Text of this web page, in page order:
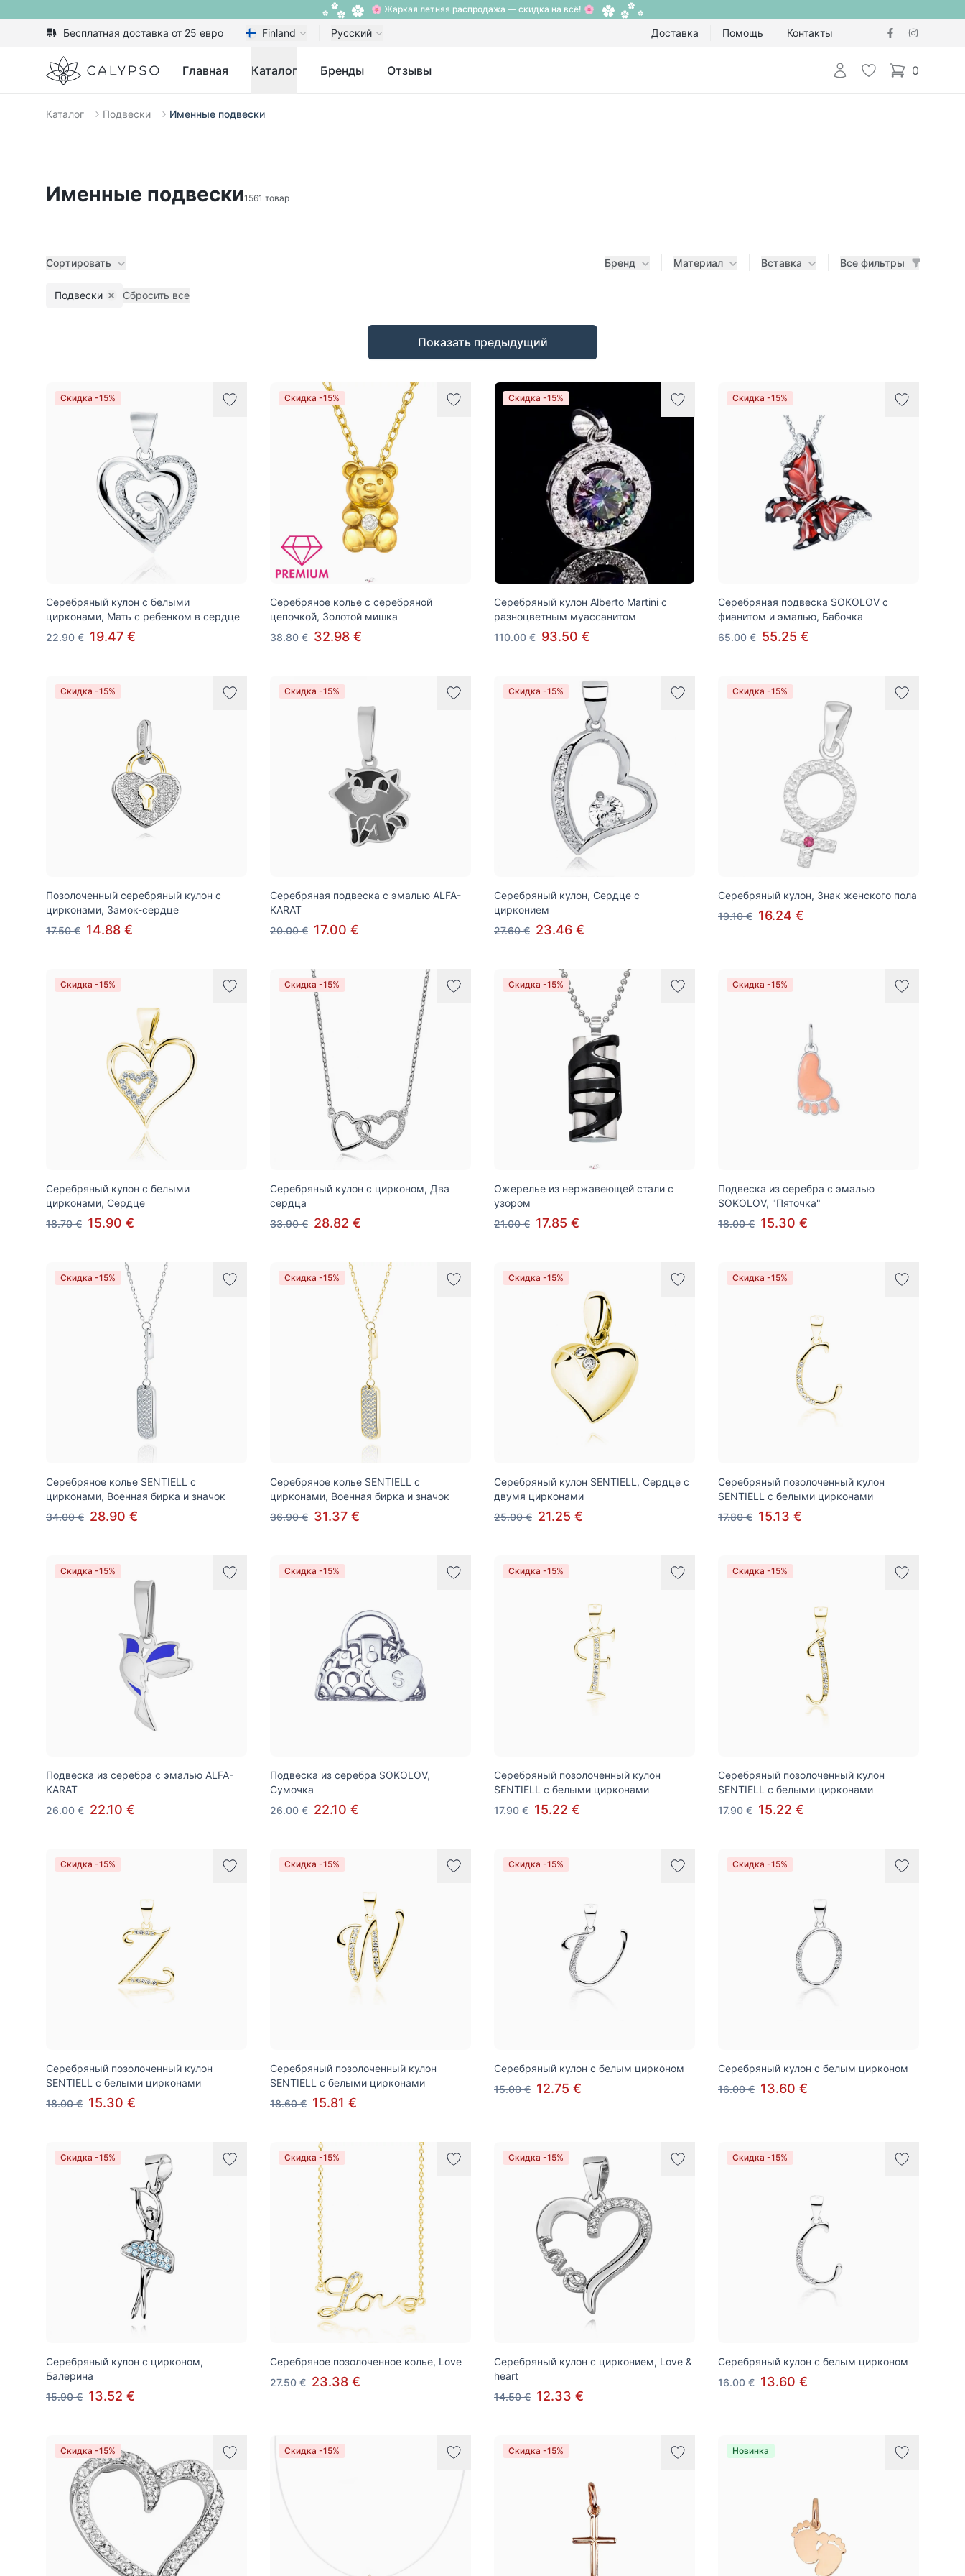
🌸 Жаркая летняя распродажа — скидка на всё! 🌸
Бесплатная доставка от 25 евро Finland Русский Доставка Помощь Контакты
Calypso Главная Каталог Бренды Отзывы Авторизоваться
Избранное
0
items in cart,
Каталог Подвески Именные подвески
Именные подвески1561 товар
Сортировать Бренд Материал Вставка Все фильтры
Подвески Remove filter
Сбросить все
Показать предыдущий
Скидка -15%
Серебряный кулон с белыми
цирконами, Мать с ребенком в сердце
22.90 € 19.47 €
Скидка -15%
Серебряное колье с серебряной
цепочкой, Золотой мишка
38.80 € 32.98 €
Скидка -15%
Серебряный кулон Alberto Martini с
разноцветным муассанитом
110.00 € 93.50 €
Скидка -15%
Серебряная подвеска SOKOLOV с
фианитом и эмалью, Бабочка
65.00 € 55.25 €
Скидка -15%
Позолоченный серебряный кулон с
цирконами, Замок-сердце
17.50 € 14.88 €
Скидка -15%
Серебряная подвеска с эмалью ALFA-
KARAT
20.00 € 17.00 €
Скидка -15%
Серебряный кулон, Сердце с
цирконием
27.60 € 23.46 €
Скидка -15%
Серебряный кулон, Знак женского пола
19.10 € 16.24 €
Скидка -15%
Серебряный кулон с белыми
цирконами, Сердце
18.70 € 15.90 €
Скидка -15%
Серебряный кулон с цирконом, Два
сердца
33.90 € 28.82 €
Скидка -15%
Ожерелье из нержавеющей стали с
узором
21.00 € 17.85 €
Скидка -15%
Подвеска из серебра с эмалью
SOKOLOV, "Пяточка"
18.00 € 15.30 €
Скидка -15%
Серебряное колье SENTIELL с
цирконами, Военная бирка и значок
34.00 € 28.90 €
Скидка -15%
Серебряное колье SENTIELL с
цирконами, Военная бирка и значок
36.90 € 31.37 €
Скидка -15%
Серебряный кулон SENTIELL, Сердце с
двумя цирконами
25.00 € 21.25 €
Скидка -15%
Серебряный позолоченный кулон
SENTIELL с белыми цирконами
17.80 € 15.13 €
Скидка -15%
Подвеска из серебра с эмалью ALFA-
KARAT
26.00 € 22.10 €
Скидка -15%
Подвеска из серебра SOKOLOV,
Сумочка
26.00 € 22.10 €
Скидка -15%
Серебряный позолоченный кулон
SENTIELL с белыми цирконами
17.90 € 15.22 €
Скидка -15%
Серебряный позолоченный кулон
SENTIELL с белыми цирконами
17.90 € 15.22 €
Скидка -15%
Серебряный позолоченный кулон
SENTIELL с белыми цирконами
18.00 € 15.30 €
Скидка -15%
Серебряный позолоченный кулон
SENTIELL с белыми цирконами
18.60 € 15.81 €
Скидка -15%
Серебряный кулон с белым цирконом
15.00 € 12.75 €
Скидка -15%
Серебряный кулон с белым цирконом
16.00 € 13.60 €
Скидка -15%
Серебряный кулон с цирконом,
Балерина
15.90 € 13.52 €
Скидка -15%
Серебряное позолоченное колье, Love
27.50 € 23.38 €
Скидка -15%
Серебряный кулон с цирконием, Love &
heart
14.50 € 12.33 €
Скидка -15%
Серебряный кулон с белым цирконом
16.00 € 13.60 €
Скидка -15% Скидка -15% Скидка -15% Новинка